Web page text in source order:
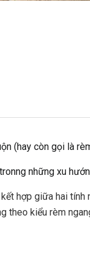
(hay còn gọi là
những xu
hợp giữa hai
theo kiểu rèm